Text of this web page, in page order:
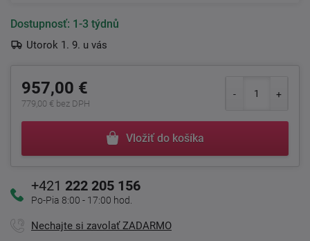
Dostupnosť: 1-3 týdnů
Utorok 1. 9. u vás
957,00 €
779,00 € bez DPH
Vložiť do košíka
+421 222 205 156
Po-Pia 8:00 - 17:00 hod.
Nechajte si zavolať ZADARMO